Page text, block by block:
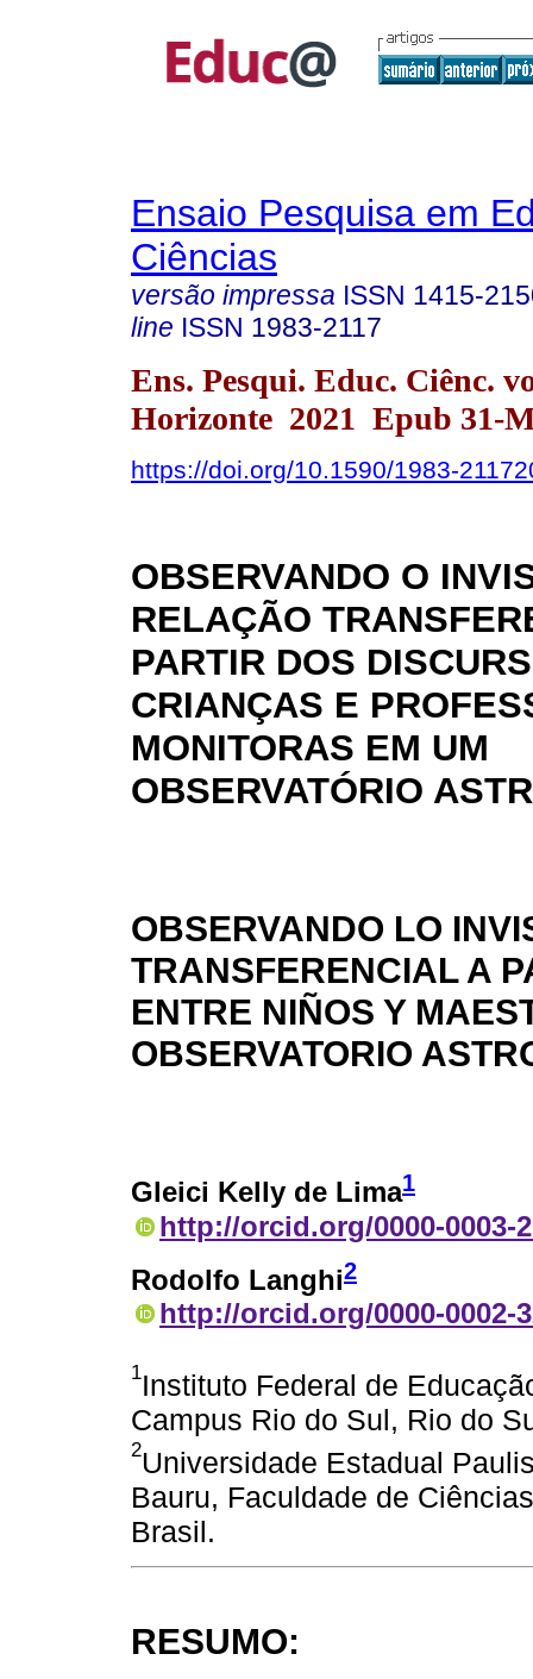
Ensaio Pesquisa em
Ciências
versão impressa ISSN 1415-
line ISSN 1983-2117
Ens. Pesqui. Educ. Ciênc.
Horizonte 2021 Epub 31-
https://doi.org/10.1590/1983-
OBSERVANDO O
RELAÇÃO
PARTIR DOS
CRIANÇAS E
MONITORAS EM UM
OBSERVATÓRIO
OBSERVANDO LO
TRANSFERENCIAL A
ENTRE NIÑOS Y
OBSERVATORIO
Gleici Kelly de Lima1
http://orcid.org/0000-0003-
Rodolfo Langhi2
http://orcid.org/0000-0002-
1Instituto Federal de
Campus Rio do Sul, Rio do
2Universidade Estadual
Bauru, Faculdade de
Brasil.
RESUMO: